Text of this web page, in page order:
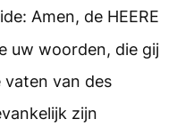
Amen, de HEERE
uw woorden, die gij
van des
zijn